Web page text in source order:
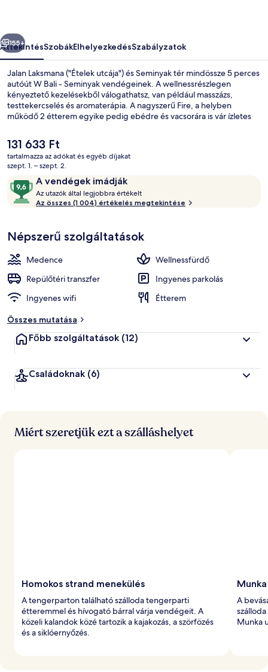
Következő
155+
ÁttekintésSzobákElhelyezkedésSzabályzatok
Jalan Laksmana ("Ételek utcája") és Seminyak tér mindössze 5 perces
autóút W Bali - Seminyak vendégeinek. A wellnessrészlegen
kényeztető kezelésekből válogathatsz, van például masszázs,
testtekercselés és aromaterápia. A nagyszerű Fire, a helyben
működő 2 étterem egyike pedig ebédre és vacsorára is vár ízletes
szabadtéri medence és tengerparti bár is várja. Más utazók jónak
értékelik a szálláshely következő jellemzőit: segítőkész személyzet és
a szálláshely általános állapota.
A
jelenlegi
ár
131 633 Ft
tartalmazza az adókat és egyéb díjakat
szept. 1. – szept. 2.
ÉrtékelésekA vendégek imádják
9,6
ennyiből:
10,
vendégek
imádják
Az utazók által legjobbra értékelt
z
t
z
ó
k
á
a
b
r
Az összes (1 004) értékelés megtekintése
Népszerű szolgáltatások
Medence
Wellnessfürdő
Repülőtéri transzfer
Ingyenes parkolás
Ingyenes wifi
Étterem
Összes mutatása
Főbb szolgáltatások (12)
Családoknak (6)
Miért szeretjük ezt a szálláshelyet
Homokos strand menekülés
A tengerparton található szálloda tengerparti
étteremmel és hívogató bárral várja vendégeit. A
közeli kalandok közé tartozik a kajakozás, a szörfözés
és a siklóernyőzés.
A
Munka